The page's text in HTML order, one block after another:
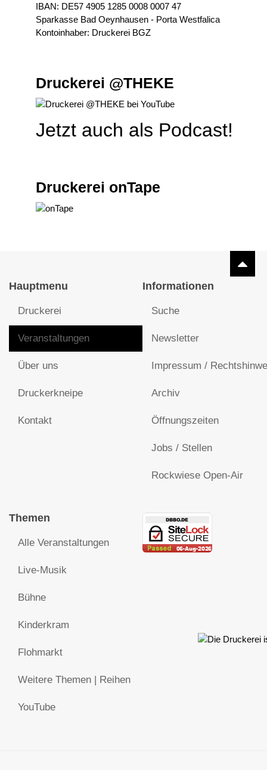
IBAN: DE57 4905 1285 0008 0007 47
Sparkasse Bad Oeynhausen - Porta Westfalica
Kontoinhaber: Druckerei BGZ
Druckerei @THEKE
Jetzt auch als Podcast!
Druckerei onTape
Hauptmenu
Druckerei
Veranstaltungen
Über uns
Druckerkneipe
Kontakt
Informationen
Suche
Newsletter
Impressum /
Archiv
Öffnungszeiten
Jobs / Stellen
Rockwiese Open-Air
Themen
Alle Veranstaltungen
Live-Musik
Bühne
Kinderkram
Flohmarkt
Weitere Themen | Reihen
YouTube